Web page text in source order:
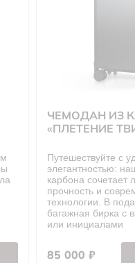
ЧЕМОДАН ИЗ
«ПЛЕТЕНИЕ
Путешествуйте с
элегантностью:
карбона сочетает
прочность и
технологии. В
багажная бирка с
или инициалами
85 000 ₽